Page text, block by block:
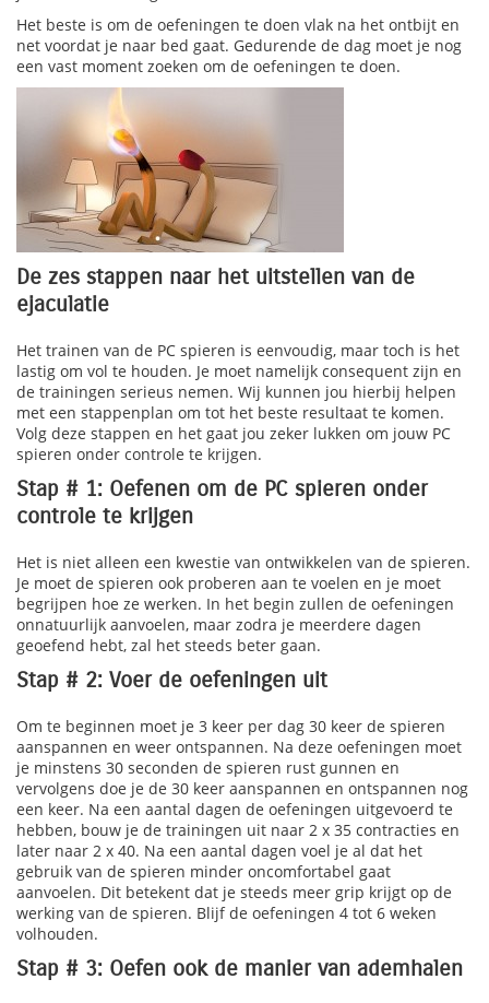
Het beste is om de oefeningen te doen vlak na het ontbijt en
net voordat je naar bed gaat. Gedurende de dag moet je nog
een vast moment zoeken om de oefeningen te doen.
De zes stappen naar het uitstellen van de
ejaculatie
Het trainen van de PC spieren is eenvoudig, maar toch is het
lastig om vol te houden. Je moet namelijk consequent zijn en
de trainingen serieus nemen. Wij kunnen jou hierbij helpen
met een stappenplan om tot het beste resultaat te komen.
Volg deze stappen en het gaat jou zeker lukken om jouw PC
spieren onder controle te krijgen.
Stap # 1: Oefenen om de PC spieren onder
controle te krijgen
Het is niet alleen een kwestie van ontwikkelen van de spieren.
Je moet de spieren ook proberen aan te voelen en je moet
begrijpen hoe ze werken. In het begin zullen de oefeningen
onnatuurlijk aanvoelen, maar zodra je meerdere dagen
geoefend hebt, zal het steeds beter gaan.
Stap # 2: Voer de oefeningen uit
Om te beginnen moet je 3 keer per dag 30 keer de spieren
aanspannen en weer ontspannen. Na deze oefeningen moet
je minstens 30 seconden de spieren rust gunnen en
vervolgens doe je de 30 keer aanspannen en ontspannen nog
een keer. Na een aantal dagen de oefeningen uitgevoerd te
hebben, bouw je de trainingen uit naar 2 x 35 contracties en
later naar 2 x 40. Na een aantal dagen voel je al dat het
gebruik van de spieren minder oncomfortabel gaat
aanvoelen. Dit betekent dat je steeds meer grip krijgt op de
werking van de spieren. Blijf de oefeningen 4 tot 6 weken
volhouden.
Stap # 3: Oefen ook de manier van ademhalen